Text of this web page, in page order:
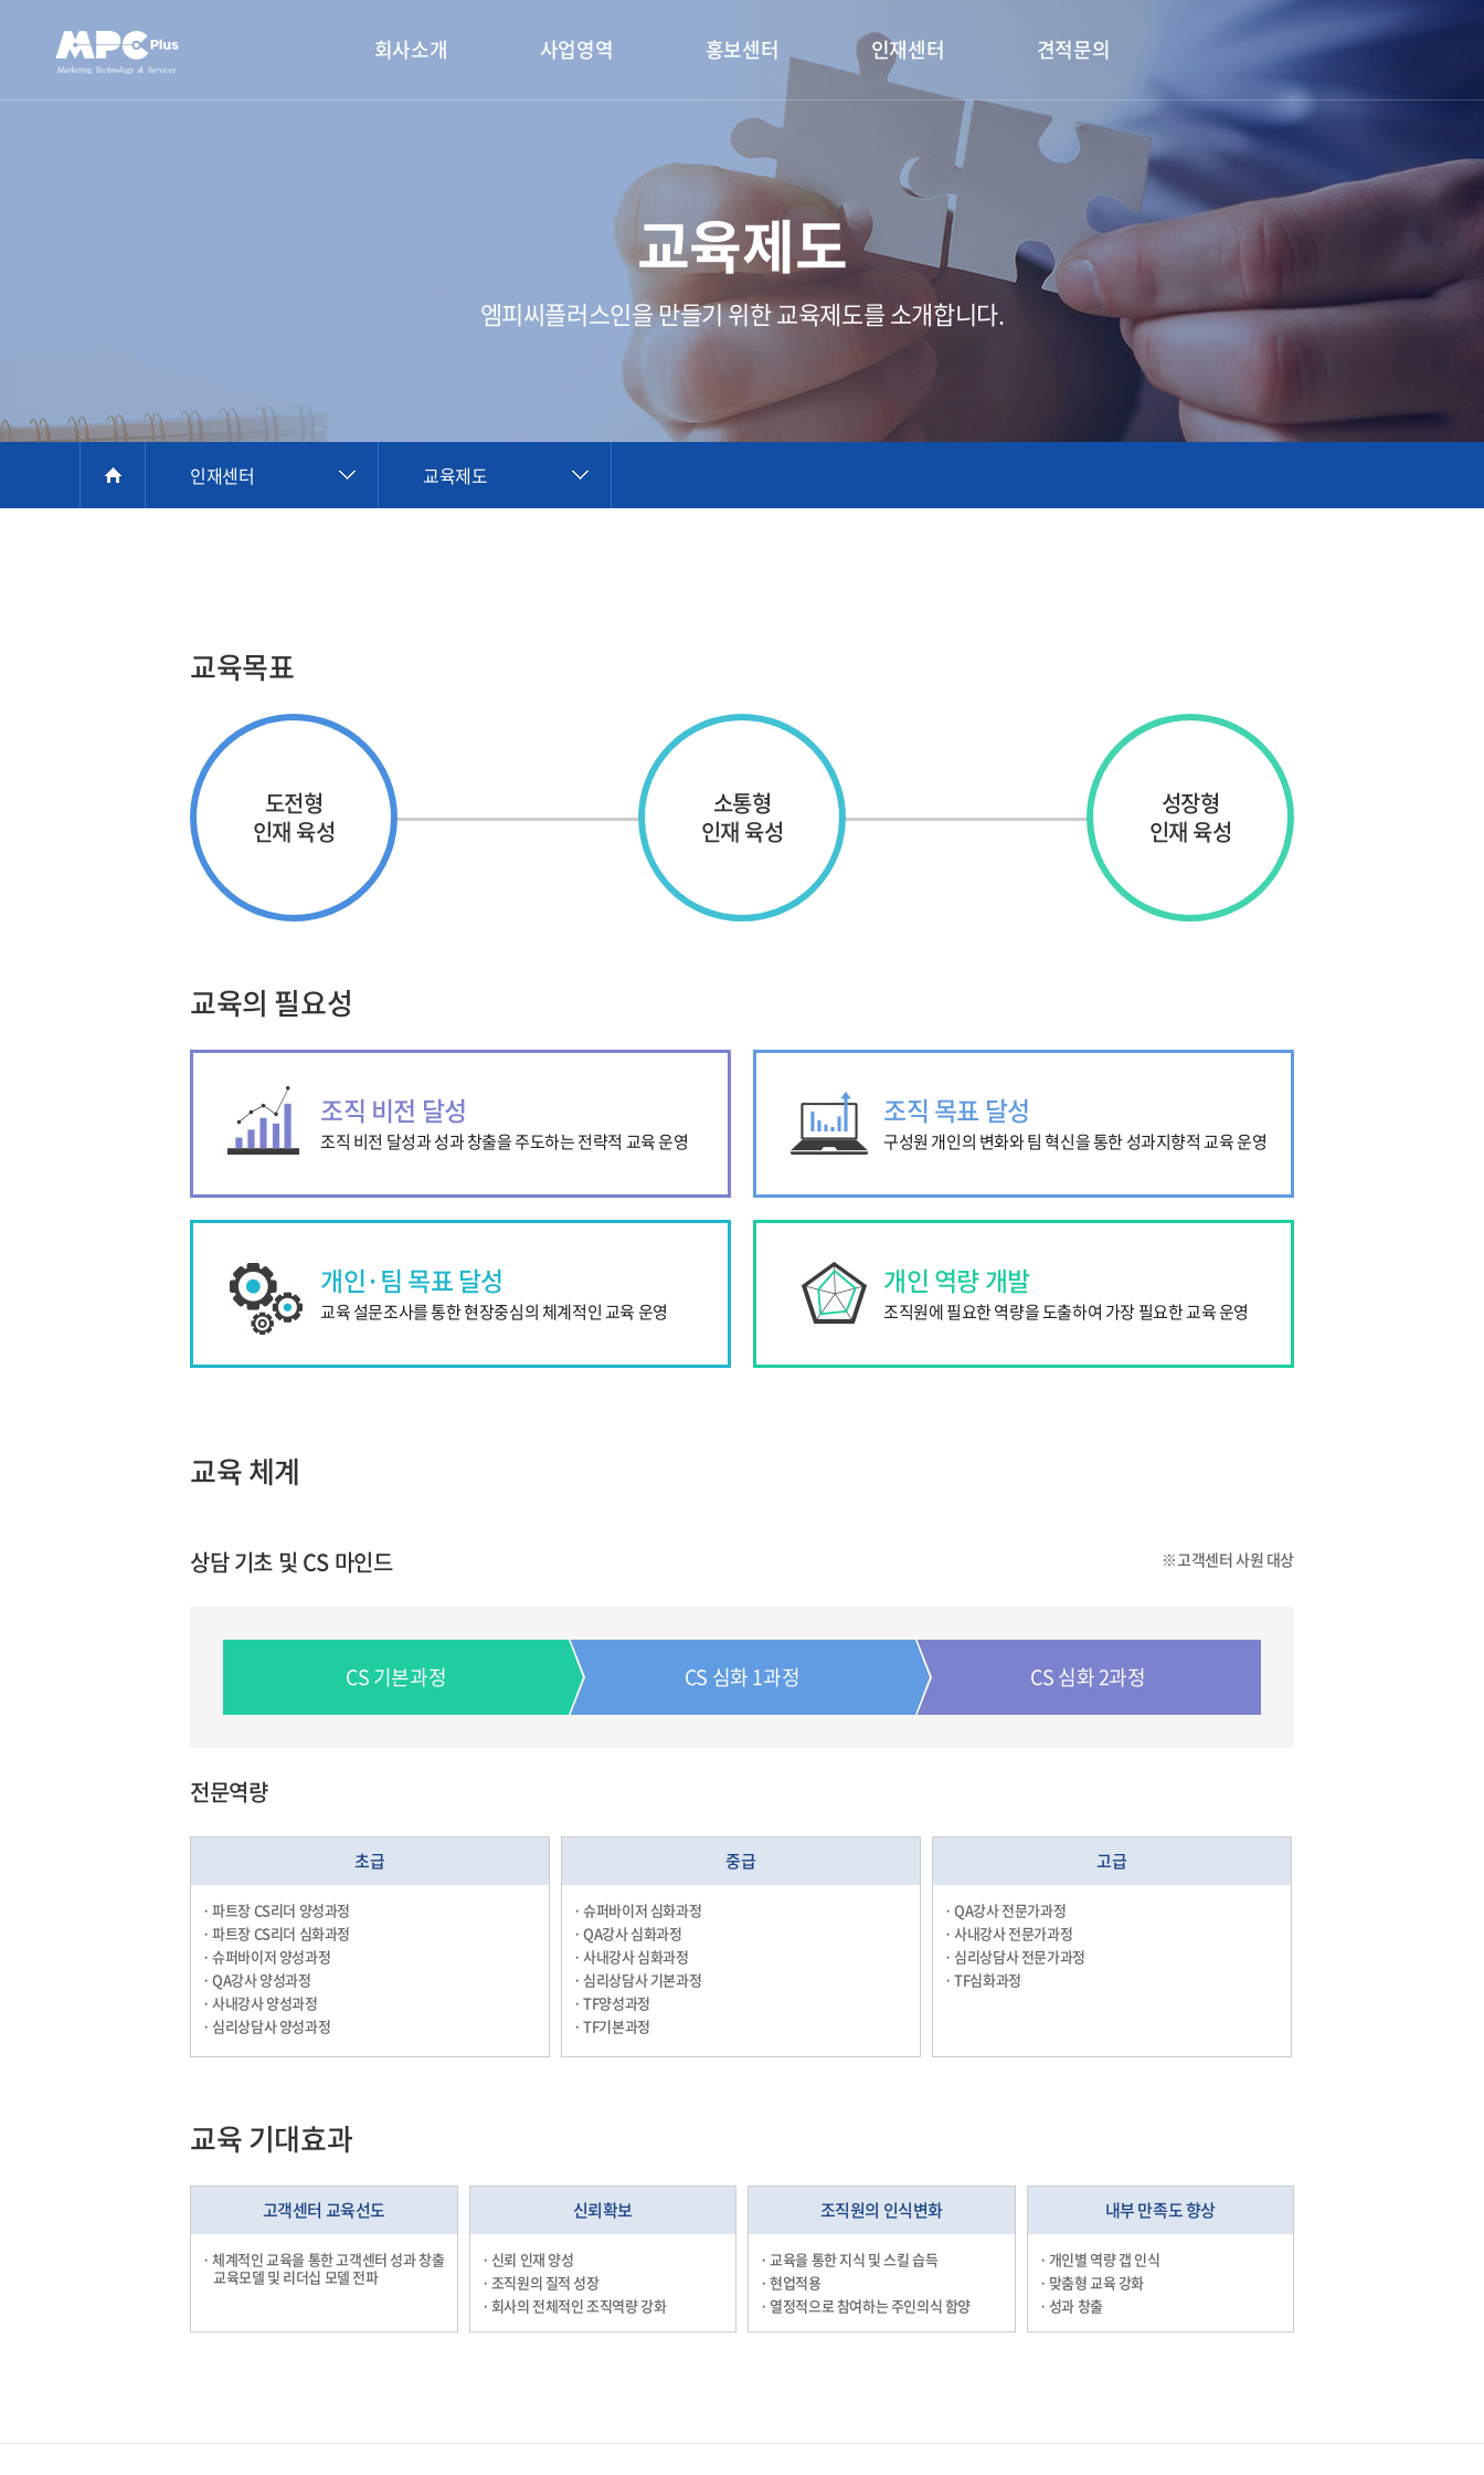
회사소개 사업영역 홍보센터 인재센터 견적문의
교육제도
엠피씨플러스인을 만들기 위한 교육제도를 소개합니다.
인재센터 교육제도
교육목표
도전형
인재 육성
소통형
인재 육성
성장형
인재 육성
교육의 필요성
조직 비전 달성
조직 비전 달성과 성과 창출을 주도하는 전략적 교육 운영
조직 목표 달성
구성원 개인의 변화와 팀 혁신을 통한 성과지향적 교육 운영
개인·팀 목표 달성
교육 설문조사를 통한 현장중심의 체계적인 교육 운영
개인 역량 개발
조직원에 필요한 역량을 도출하여 가장 필요한 교육 운영
교육 체계
상담 기초 및 CS 마인드 ※고객센터 사원 대상
CS 기본과정 CS 심화 1과정 CS 심화 2과정
전문역량
초급
· 파트장 CS리더 양성과정
· 파트장 CS리더 심화과정
· 슈퍼바이저 양성과정
· QA강사 양성과정
· 사내강사 양성과정
· 심리상담사 양성과정
중급
· 슈퍼바이저 심화과정
· QA강사 심화과정
· 사내강사 심화과정
· 심리상담사 기본과정
· TF양성과정
· TF기본과정
고급
· QA강사 전문가과정
· 사내강사 전문가과정
· 심리상담사 전문가과정
· TF심화과정
교육 기대효과
고객센터 교육선도
· 체계적인 교육을 통한 고객센터 성과 창출
교육모델 및 리더십 모델 전파
신뢰확보
· 신뢰 인재 양성
· 조직원의 질적 성장
· 회사의 전체적인 조직역량 강화
조직원의 인식변화
· 교육을 통한 지식 및 스킬 습득
· 현업적용
· 열정적으로 참여하는 주인의식 함양
내부 만족도 향상
· 개인별 역량 갭 인식
· 맞춤형 교육 강화
· 성과 창출